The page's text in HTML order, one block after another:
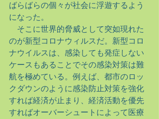
ばらばらの個々が社会に浮遊するよう
になった。
そこに世界的脅威として突如現れた
のが新型コロナウィルスだ。新型コロ
ナウイルスは、感染しても発症しない
ケースもあることでその感染対策は難
航を極めている。例えば、都市のロッ
クダウンのように感染防止対策を強化
すれば経済が止まり、経済活動を優先
すればオーバーシュートによって医療